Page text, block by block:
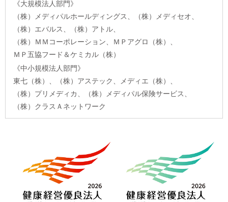
《大規模法人部門》
（株）メディパルホールディングス、
（株）メディセオ、
（株）エバルス、
（株）アトル、
（株）ＭＭコーポレーション、
ＭＰアグロ（株）、
ＭＰ五協フード＆ケミカル（株）
《中小規模法人部門》
東七（株）、
（株）アステック、
メディエ（株）、
（株）プリメディカ、
（株）メディパル保険サービス、
（株）クラスＡネットワーク